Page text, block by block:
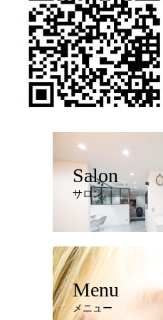
Salon
サロン
Menu
メニュー